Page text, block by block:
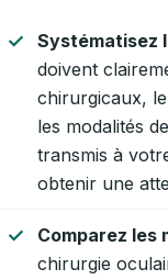
Systématisez
doivent
chirurgicaux,
les modalités
transmis à
obtenir une
Comparez les
chirurgie